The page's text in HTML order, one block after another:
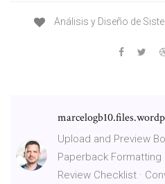
Análisis y Diseño de
Upload and Preview
Paperback Formatting
Review Checklist ·